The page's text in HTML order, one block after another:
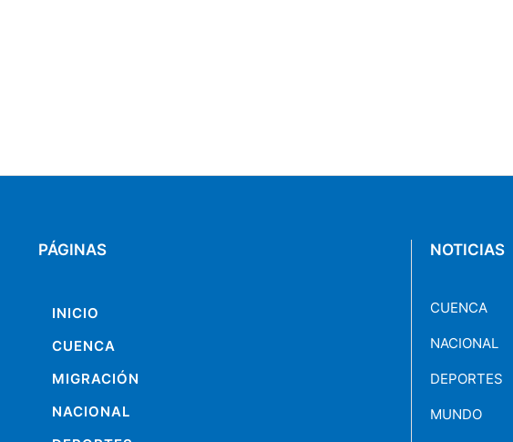
PÁGINAS
INICIO
CUENCA
MIGRACIÓN
NACIONAL
NOTICIAS
CUENCA
NACIONAL
DEPORTES
MUNDO